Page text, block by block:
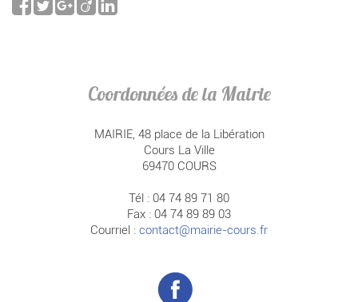
Coordonnées de la Mairie
MAIRIE, 48 place de la Libération
Cours La Ville
69470 COURS
Tél : 04 74 89 71 80
Fax : 04 74 89 89 03
Courriel : contact@mairie-cours.fr